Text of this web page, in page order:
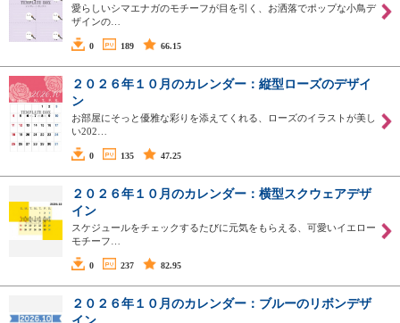
愛らしいシマエナガのモチーフが目を引く、お洒落でポップな小鳥デ
ザインの…
0 189 66.15
２０２６年１０月のカレンダー：縦型ローズのデザイ
ン
お部屋にそっと優雅な彩りを添えてくれる、ローズのイラストが美し
い202…
0 135 47.25
２０２６年１０月のカレンダー：横型スクウェアデザ
イン
スケジュールをチェックするたびに元気をもらえる、可愛いイエロー
モチーフ…
0 237 82.95
２０２６年１０月のカレンダー：ブルーのリボンデザ